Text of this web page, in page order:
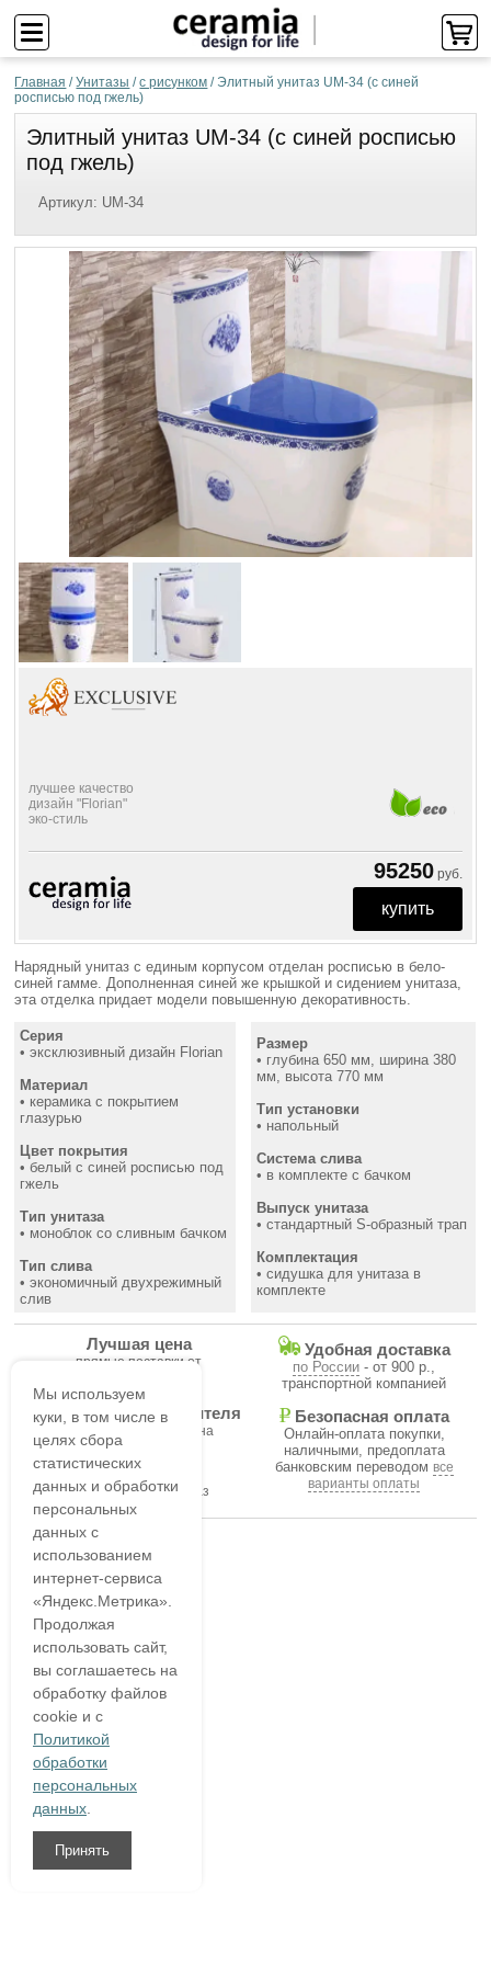
Главная /Унитазы /с рисунком / Элитный унитаз UM-34 (с синей
росписью под гжель)
Элитный унитаз UM-34 (с синей росписью
под гжель)
Артикул: UM-34
лучшее качество
дизайн "Florian"
эко-стиль
95250 руб.
Нарядный унитаз с единым корпусом отделан росписью в бело-
синей гамме. Дополненная синей же крышкой и сидением унитаза,
эта отделка придает модели повышенную декоративность.
Серия
• эксклюзивный дизайн Florian
Материал
• керамика с покрытием
глазурью
Цвет покрытия
• белый с синей росписью под
гжель
Тип унитаза
• моноблок со сливным бачком
Тип слива
• экономичный двухрежимный
слив
Размер
• глубина 650 мм, ширина 380
мм, высота 770 мм
Тип установки
• напольный
Система слива
• в комплекте с бачком
Выпуск унитаза
• стандартный S-образный трап
Комплектация
• сидушка для унитаза в
комплекте
Лучшая цена
прямые поставки от
Удобная доставка
по России - от 900 р.,
транспортной компанией
Безопасная оплата
Онлайн-оплата покупки,
наличными, предоплата
банковским переводом все
варианты оплаты
Гарантия производителя
на все товары магазина
В течение часа
подтвердим ваш заказ
Мы используем
куки, в том числе в
целях сбора
статистических
данных и обработки
персональных
данных с
использованием
интернет-сервиса
«Яндекс.Метрика».
Продолжая
использовать сайт,
вы соглашаетесь на
обработку файлов
cookie и с
Политикой
обработки
персональных
данных
Принять